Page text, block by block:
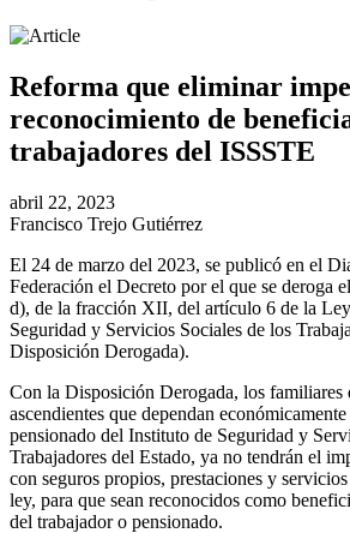
Reforma que eliminar
reconocimiento de
trabajadores del ISSSTE
abril 22, 2023
Francisco Trejo Gutiérrez
El 24 de marzo del 2023, se publicó en el
Federación el Decreto por el que se deroga
d), de la fracción XII, del artículo 6 de la
Seguridad y Servicios Sociales de los
Disposición Derogada).
Con la Disposición Derogada, los familiares
ascendientes que dependan
pensionado del Instituto de Seguridad y
Trabajadores del Estado, ya no tendrán el
con seguros propios, prestaciones y
ley, para que sean reconocidos como
del trabajador o pensionado.